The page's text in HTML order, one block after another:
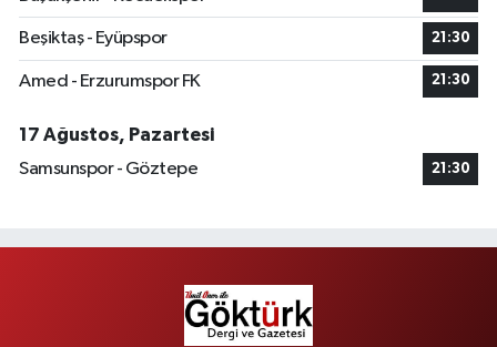
Beşiktaş - Eyüpspor 21:30
Amed - Erzurumspor FK 21:30
17 Ağustos, Pazartesi
Samsunspor - Göztepe
21:30